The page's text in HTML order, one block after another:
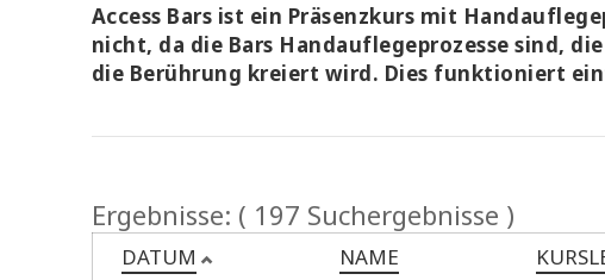
Access Bars ist ein Präsenzkurs mit
nicht, da die Bars Handauflegeprozesse sind,
die Berührung kreiert wird. Dies funktioniert
Ergebnisse: ( 197 Suchergebnisse )
DATUM NAME